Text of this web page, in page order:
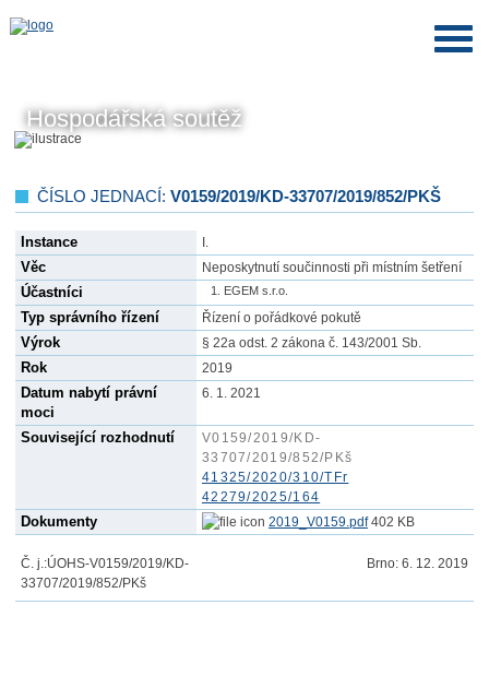
Hospodářská soutěž
ČÍSLO JEDNACÍ: V0159/2019/KD-33707/2019/852/PKŠ
Instance I.
Věc Neposkytnutí součinnosti při místním šetření
Účastníci EGEM s.r.o.
Typ správního řízení Řízení o pořádkové pokutě
Výrok § 22a odst. 2 zákona č. 143/2001 Sb.
Rok 2019
Datum nabytí právní
moci
6. 1. 2021
Související rozhodnutí
V0159/2019/KD-
33707/2019/852/PKš
41325/2020/310/TFr
42279/2025/164
Dokumenty 2019_V0159.pdf402 KB
Č. j.:ÚOHS-V0159/2019/KD-
33707/2019/852/PKš
Brno: 6. 12. 2019